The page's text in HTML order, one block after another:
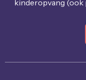
kinderopvang (ook